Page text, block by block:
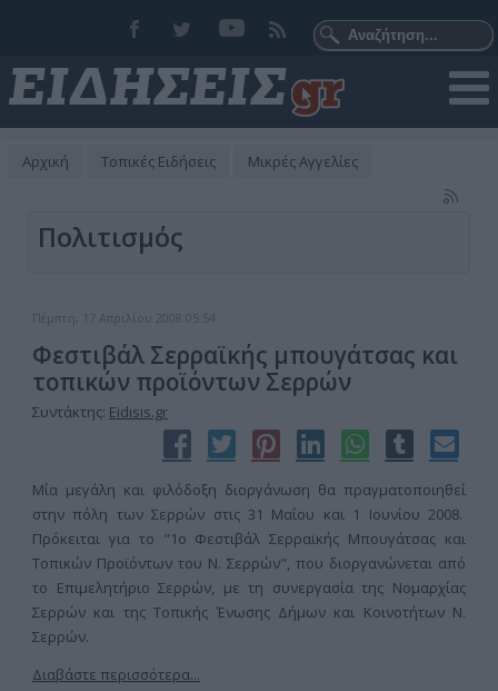
Αρχική Τοπικές Ειδήσεις Μικρές Αγγελίες
Πολιτισμός
Πέμπτη, 17 Απριλίου 2008 05:54
Φεστιβάλ Σερραϊκής μπουγάτσας και
τοπικών προϊόντων Σερρών
Συντάκτης: Eidisis.gr
Μία μεγάλη και φιλόδοξη διοργάνωση θα πραγματοποιηθεί
στην πόλη των Σερρών στις 31 Μαΐου και 1 Ιουνίου 2008.
Πρόκειται για το "1ο Φεστιβάλ Σερραϊκής Μπουγάτσας και
Τοπικών Προϊόντων του Ν. Σερρών", που διοργανώνεται από
το Επιμελητήριο Σερρών, με τη συνεργασία της Νομαρχίας
Σερρών και της Τοπικής Ένωσης Δήμων και Κοινοτήτων Ν.
Σερρών.
Διαβάστε περισσότερα...